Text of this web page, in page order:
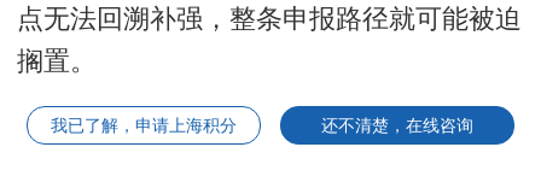
点无法回溯补强，整条申报路径就可能被迫
搁置。
我已了解，申请上海积分 还不清楚，在线咨询